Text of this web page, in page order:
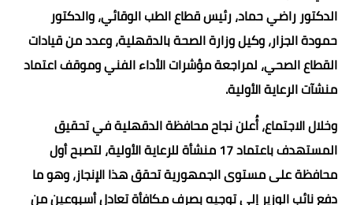
الدكتور راضي حماد، رئيس قطاع الطب الوقائي، والدكتور
حمودة الجزار، وكيل وزارة الصحة بالدقهلية، وعدد من قيادات
القطاع الصحي، لمراجعة مؤشرات الأداء الفني وموقف اعتماد
منشآت الرعاية الأولية.
وخلال الاجتماع، أُعلن نجاح محافظة الدقهلية في تحقيق
المستهدف باعتماد 17 منشأة للرعاية الأولية، لتصبح أول
محافظة على مستوى الجمهورية تحقق هذا الإنجاز، وهو ما
دفع نائب الوزير إلى توجيه بصرف مكافأة تعادل أسبوعين من